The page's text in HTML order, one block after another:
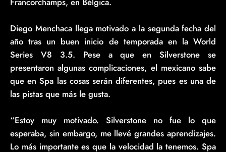
Diego Menchaca llega motivado a la segunda fecha del
año tras un buen inicio de temporada en la World
Series V8 3.5. Pese a que en Silverstone se
presentaron algunas complicaciones, el mexicano sabe
que en Spa las cosas serán diferentes, pues es una de
las pistas que más le gusta.
“Estoy muy motivado. Silverstone no fue lo que
esperaba, sin embargo, me llevé grandes aprendizajes.
Lo más importante es que la velocidad la tenemos. Spa